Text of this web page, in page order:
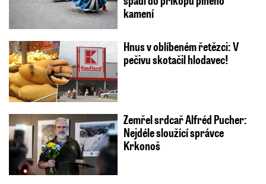
kamení
Hnus v oblíbeném řetězci: V
pečivu skotačil hlodavec!
Zemřel srdcař Alfréd Pucher:
Nejdéle sloužící správce
Krkonoš